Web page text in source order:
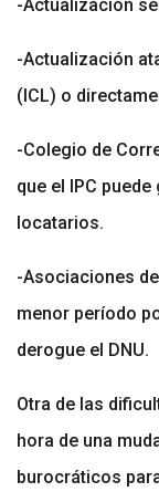
-Actualización
-Actualización
(ICL) o
-Colegio de
que el IPC
locatarios.
-Asociaciones
menor período
derogue el DNU.
Otra de las
hora de una
burocráticos